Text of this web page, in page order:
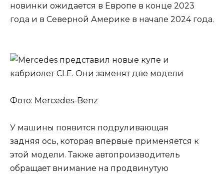
новинки ожидается в Европе в конце 2023
года и в Северной Америке в начале 2024 года.
Фото: Mercedes-Benz
У машины появится подруливающая
задняя ось, которая впервые применяется к
этой модели. Также автопроизводитель
обращает внимание на продвинутую